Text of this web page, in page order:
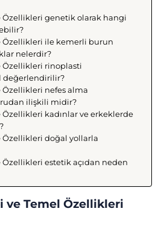
Özellikleri genetik olarak hangi
Özellikleri ile kemerli burun
nelerdir?
Özellikleri rinoplasti
değerlendirilir?
nefes alma
ilişkili midir?
kadınlar ve erkeklerde
Özellikleri doğal yollarla
estetik açıdan neden
ve Temel Özellikleri